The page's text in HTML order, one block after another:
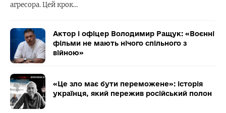
агресора. Цей крок…
Актор і офіцер Володимир Ращук: «Воєнні
фільми не мають нічого спільного з
війною»
«Це зло має бути переможене»: історія
українця, який пережив російський полон